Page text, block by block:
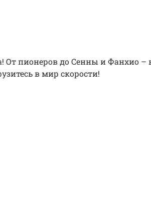
От пионеров до Сенны и Фанхио –
в мир скорости!